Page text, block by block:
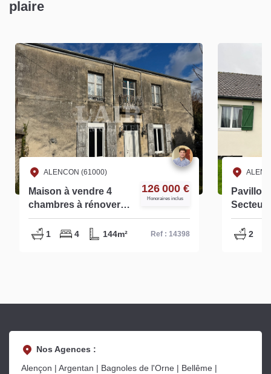
plaire
ALENCON (61000)
Maison à vendre 4
chambres à rénover
Alençon - réf - 14398
126 000 €
Honoraires inclus
1 4 144m² Ref : 14398
Secteur
14448
2
Nos Agences :
Alençon | Argentan | Bagnoles de l'Orne | Bellême |